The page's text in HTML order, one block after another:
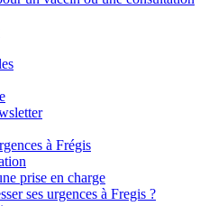
à Frégis
prise en charge
ses urgences à Fregis ?